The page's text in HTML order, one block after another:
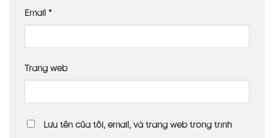
Email *
Trang web
Lưu tên của tôi, email, và trang web trong trình